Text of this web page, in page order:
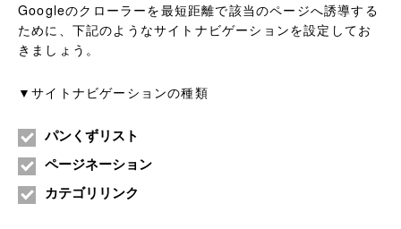
Googleのクローラーを最短距離で該当のページへ誘導する
ために、下記のようなサイトナビゲーションを設定してお
きましょう。
▼サイトナビゲーションの種類
パンくずリスト
ページネーション
カテゴリリンク